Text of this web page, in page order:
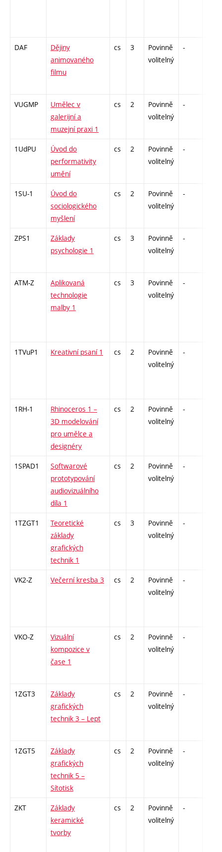
DAF
Dějiny
animovaného
filmu
cs 3
Povinně
volitelný
-
VUGMP
Umělec v
galerijní a
muzejní praxi 1
cs 2
Povinně
volitelný
-
1UdPU
Úvod do
performativity
umění
cs 2
Povinně
volitelný
-
1SU-1
Úvod do
sociologického
myšlení
cs 2
Povinně
volitelný
-
ZPS1
Základy
psychologie 1
cs 3
Povinně
volitelný
-
ATM-Z
Aplikovaná
technologie
malby 1
cs 3
Povinně
volitelný
-
1TVuP1 Kreativní psaní 1 cs 2
Povinně
volitelný
-
1RH-1
Rhinoceros 1 –
3D modelování
pro umělce a
designéry
cs 2
Povinně
volitelný
-
1SPAD1
Softwarové
prototypování
audiovizuálního
díla 1
cs 2
Povinně
volitelný
-
1TZGT1
Teoretické
základy
grafických
technik 1
cs 3
Povinně
volitelný
-
VK2-Z Večerní kresba 3 cs 2
Povinně
volitelný
-
VKO-Z
Vizuální
kompozice v
čase 1
cs 2
Povinně
volitelný
-
1ZGT3
Základy
grafických
technik 3 – Lept
cs 2
Povinně
volitelný
-
1ZGT5
Základy
grafických
technik 5 –
Sítotisk
cs 2
Povinně
volitelný
-
ZKT
Základy
keramické
tvorby
cs 2
Povinně
volitelný
-